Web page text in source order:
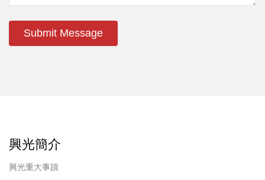
Submit Message
興光簡介
興光重大事蹟